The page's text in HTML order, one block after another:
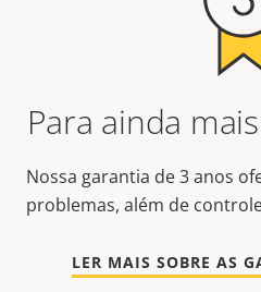
Para ainda
Nossa garantia de 3 anos
problemas, além de
LER MAIS SOBRE AS